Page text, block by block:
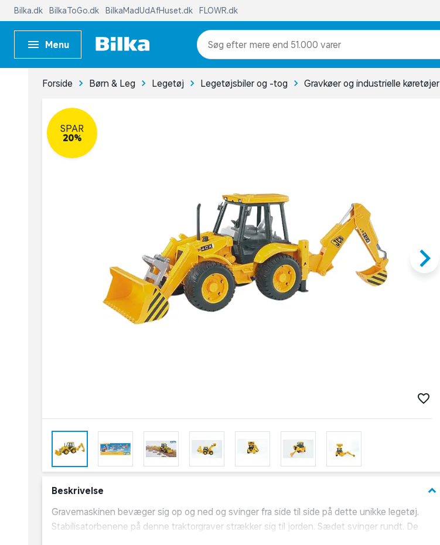
Bilka.dk BilkaToGo.dk BilkaMadUdAfHuset.dk FLOWR.dk
Menu mere end 51.000 varer
Forside Børn & Leg Legetøj Legetøjsbiler og -tog Gravkøer og industrielle køretøjer
SPAR
20%
keyboard_arrow_right
Beskrivelse keyboard_arrow_down
Gravemaskinen bevæger sig op og ned og svinger fra side til side på dette unikke legetøj.
Stabilisatorbenene på denne traktorgraver strækker sig til jorden. Sædet svinger rundt. De